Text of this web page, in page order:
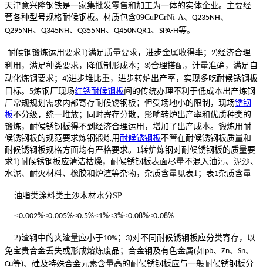
天津意兴隆钢铁是一家集批发零售和加工为一体的实体企业。主要经
营各种型号规格耐候钢板。材质包含09CuPCrNi-A、 Q235NH、
Q295NH、 Q345NH、 Q355NH、 Q450NQR1、 SPA-H等。
耐候钢锻炼运用要求1)满足质量要求，进步金属收得率； 2)经济合理
利用，满足种类要求，降低制形成本； 3)合理搭配，计量准确，满足自
动化炼钢要求； 4)进步堆比重，进步转炉出产率，实现多吃耐候锈钢板
目标。5炼钢厂现场红锈耐候钢板间的传统办理不利于低成本出产炼钢
厂常规规划需求内部寄存耐候锈钢板 ；但受场地小的限制，现场锈钢
板不分级，统一堆放；同时寄存分散，影响转炉出产率和优质种类的
锻炼， 耐候锈钢板得不到经济合理运用，增加了出产成本。锻炼用耐
候锈钢板的规范要求炼钢锻炼用耐候锈钢板不管在耐候锈钢板质量和
耐候锈钢板规格方面均有严格要求。1转炉炼钢对耐候锈钢板的质量要
求1)耐候锈钢板应清洁枯燥， 耐候锈钢板表面尽量不混入油污、泥沙、
水泥、耐火材料、橡胶和炉渣等杂物，杂质含量见表1；表1杂质含量
油脂类涂料类土沙木材水分SP
≤0.002%≤0.005%≤0.5%≤1%≤3%≤0.08%≤0.08%
2)渣钢中的夹渣量应小于10%； 3)对不同耐候锈钢板应分类寄存，以
免宝贵合金丢失或形成熔炼废品；合金钢及有色金属(如pb、 Zn、 Sn、
Cu等)、硅及特殊合金元素含量高的耐候锈钢板应与一般耐候锈钢板分